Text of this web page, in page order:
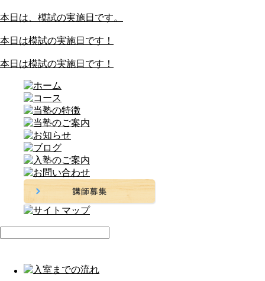
本日は、模試の実施日です。
本日は模試の実施日です！
本日は模試の実施日です！